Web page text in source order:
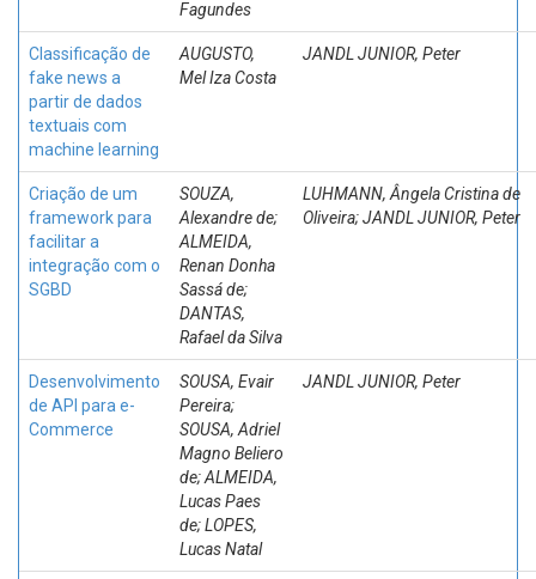
Fagundes
Classificação de
fake news a
partir de dados
textuais com
machine learning
AUGUSTO,
Mel Iza Costa
JANDL JUNIOR, Peter
Criação de um
framework para
facilitar a
integração com o
SGBD
SOUZA,
Alexandre de;
ALMEIDA,
Renan Donha
Sassá de;
DANTAS,
Rafael da Silva
LUHMANN, Ângela Cristina de
Oliveira; JANDL JUNIOR, Peter
Desenvolvimento
de API para e-
Commerce
SOUSA, Evair
Pereira;
SOUSA, Adriel
Magno Beliero
de; ALMEIDA,
Lucas Paes
de; LOPES,
Lucas Natal
JANDL JUNIOR, Peter